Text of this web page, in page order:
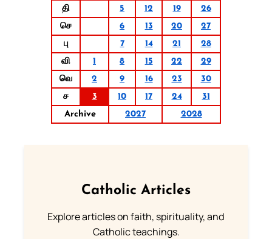
தி
5 12 19
26
செ
6 13 20
27
பு
7 14 21
28
வி
1 8 15 22
29
வெ
2 9 16 23
30
ச
3 10 17 24
31
Archive
2027 2028
Catholic Articles
Explore articles on faith, spirituality, and
Catholic teachings.